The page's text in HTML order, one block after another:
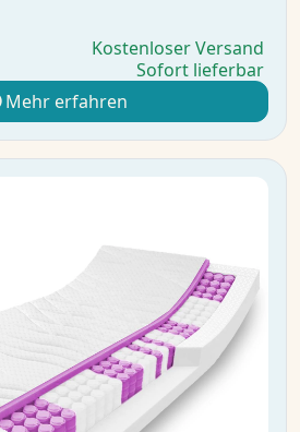
Kostenloser Versand
Sofort lieferbar
Mehr erfahren